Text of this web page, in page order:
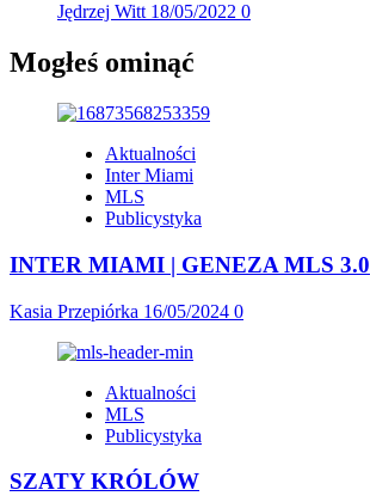
Jędrzej Witt 18/05/2022 0
Mogłeś ominąć
Aktualności
Inter Miami
MLS
Publicystyka
INTER MIAMI | GENEZA MLS 3.0
Kasia Przepiórka 16/05/2024 0
Aktualności
MLS
Publicystyka
SZATY KRÓLÓW